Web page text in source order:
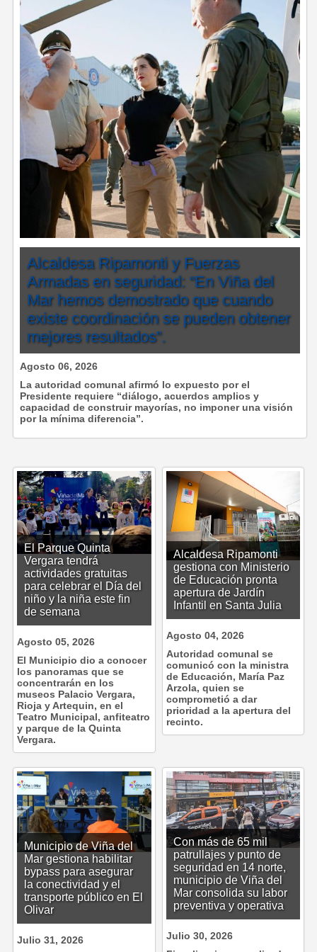
Alcaldesa Ripamonti y Fuerzas
Armadas en seguridad: “En Viña del
Mar hemos demostrado que cuando
existe coordinación se pueden obtener
mejores resultados”.
Agosto 06, 2026
La autoridad comunal afirmó lo expuesto por el
Presidente requiere “diálogo, acuerdos amplios y
capacidad de construir mayorías, no imponer una visión
por la mínima diferencia”.
El Parque Quinta
Vergara tendrá
actividades gratuitas
para celebrar el Día del
niño y la niña este fin
de semana
Agosto 05, 2026
El Municipio dio a conocer
los panoramas que se
concentrarán en los
museos Palacio Vergara,
Rioja y Artequin, en el
Teatro Municipal, anfiteatro
y parque de la Quinta
Vergara.
Alcaldesa Ripamonti
gestiona con Ministerio
de Educación pronta
apertura de Jardín
Infantil en Santa Julia
Agosto 04, 2026
Autoridad comunal se
comunicó con la ministra
de Educación, María Paz
Arzola, quien se
comprometió a dar
prioridad a la apertura del
recinto.
Municipio de Viña del
Mar gestiona habilitar
bypass para asegurar
la conectividad y el
transporte público en El
Olivar
Julio 31, 2026
Con más de 65 mil
patrullajes y punto de
seguridad en 14 norte,
municipio de Viña del
Mar consolida su labor
preventiva y operativa
Julio 30, 2026